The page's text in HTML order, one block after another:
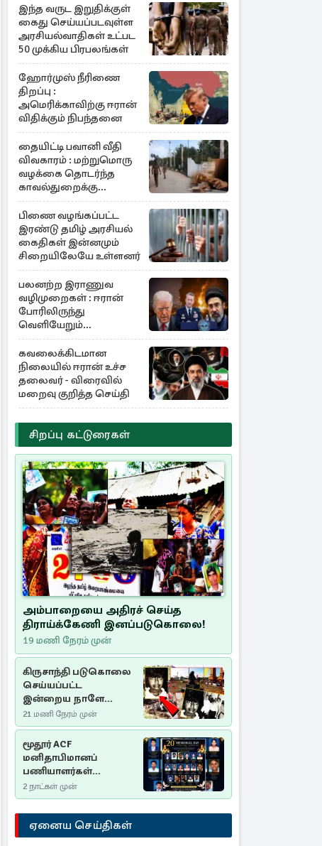
இந்த வருட இறுதிக்குள்
கைது செய்யப்படவுள்ள
அரசியல்வாதிகள் உட்பட
50 முக்கிய பிரபலங்கள்
ஹோர்முஸ் நீரிணை
திறப்பு :
அமெரிக்காவிற்கு ஈரான்
விதிக்கும் நிபந்தனை
தையிட்டி பவானி வீதி
விவகாரம் : மற்றுமொரு
வழக்கை தொடர்ந்த
காவல்துறைக்கு
நீதிமன்று குட்டு
பிணை வழங்கப்பட்ட
இரண்டு தமிழ் அரசியல்
கைதிகள் இன்னமும்
சிறையிலேயே உள்ளனர்
பலனற்ற இராணுவ
வழிமுறைகள் : ஈரான்
போரிலிருந்து
வெளியேறும்
வழியைத்தேடும்
அமெரிக்க தளபதி
கவலைக்கிடமான
நிலையில் ஈரான் உச்ச
தலைவர் - விரைவில்
மறைவு குறித்த செய்தி
சிறப்பு கட்டுரைகள்
அம்பாறையை அதிரச் செய்த
திராய்க்கேணி இனப்படுகொலை!
19 மணி நேரம் முன்
கிருசாந்தி படுகொலை
செய்யப்பட்ட
இன்றைய நாளே
செம்மணி
இனப்படுகொலை
தினம்…!
21 மணி நேரம் முன்
மூதூர் ACF
மனிதாபிமானப்
பணியாளர்கள்
படுகொலை (2006): 20
ஆண்டுகளாகியும் நீதி
மறுக்கப்பட்ட
மனிதாபிமானப்
பேரவலம்
2 நாட்கள் முன்
ஏனைய செய்திகள்